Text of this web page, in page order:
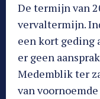
De termijn van
vervaltermijn.
een kort geding
er geen
Medemblik ter
van